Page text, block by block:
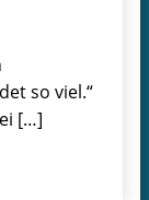
so viel.“
[…]